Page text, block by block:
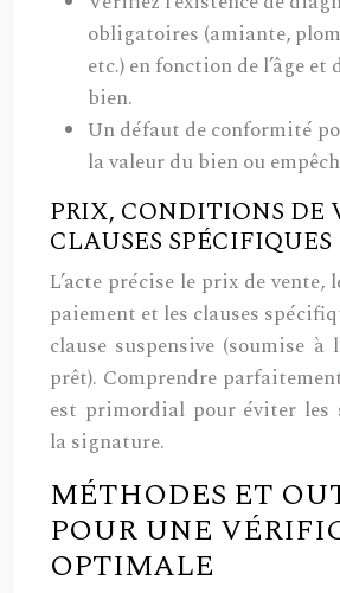
obligatoires (amiante,
etc.) en fonction de l’âge et
bien.
Un défaut de conformité
la valeur du bien ou
PRIX, CONDITIONS DE
CLAUSES SPÉCIFIQUES
L’acte précise le prix de vente,
paiement et les clauses
clause suspensive (soumise à
prêt). Comprendre
est primordial pour éviter les
la signature.
MÉTHODES ET
POUR UNE
OPTIMALE